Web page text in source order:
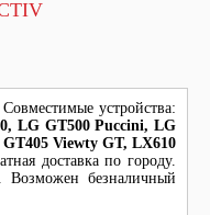
устройства:
LG GT500 Puccini, LG
Viewty GT, LX610
доставка по городу.
Возможен безналичный